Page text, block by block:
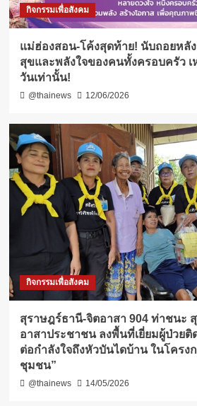
กิจกรรมเพื่อสังคม
แม่ฮ่องสอน-โค้งสุดท้าย! นับถอยหลั
สุขและพลังใจของคนทั้งครอบครัว เ
วันเท่านั้น!
@thainews 12/06/2026
กิจกรรมเพื่อสังคม
สุราษฎร์ธานี-จิตอาสา 904 ท่าชนะ
อาสาประชาชน ลงพื้นที่เยี่ยมผู้ป่วยติ
ต่อกำลังใจถึงหัวบันไดบ้าน ในโครง
ชุมชน”
@thainews 14/05/2026